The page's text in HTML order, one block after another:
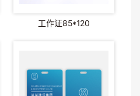
工作证85*120